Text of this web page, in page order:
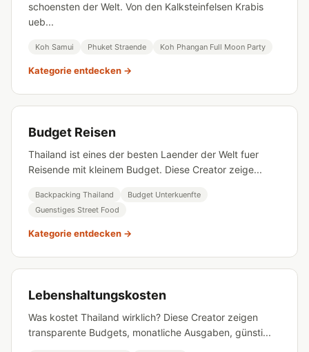
schoensten der Welt. Von den Kalksteinfelsen Krabis
ueb...
Koh Samui Phuket Straende Koh Phangan Full Moon Party
Kategorie entdecken →
Budget Reisen
Thailand ist eines der besten Laender der Welt fuer
Reisende mit kleinem Budget. Diese Creator zeige...
Backpacking Thailand
Budget Unterkuenfte
Guenstiges Street Food
Kategorie entdecken →
Lebenshaltungskosten
Was kostet Thailand wirklich? Diese Creator zeigen
transparente Budgets, monatliche Ausgaben, günsti...